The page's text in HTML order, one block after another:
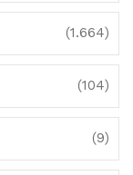
(1.664)
(104)
(9)